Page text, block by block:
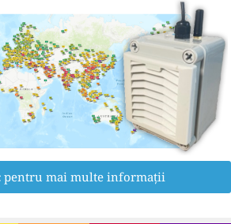
pentru mai multe informații